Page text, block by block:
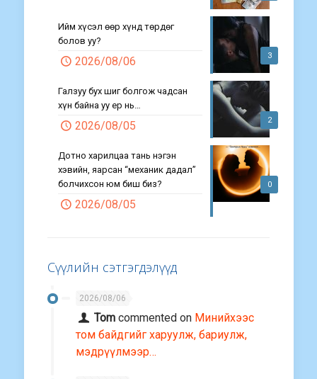
3
Ийм хүсэл өөр хүнд төрдөг
болов уу?
2026/08/06
2
Галзуу бух шиг болгож чадсан
хүн байна уу ер нь…
2026/08/05
0
Дотно харилцаа тань нэгэн
хэвийн, яарсан “механик дадал”
болчихсон юм биш биз?
2026/08/05
Сүүлийн сэтгэгдэлүүд
2026/08/06
Tom commented on Минийхээс
том байдгийг харуулж, бариулж,
мэдрүүлмээр…